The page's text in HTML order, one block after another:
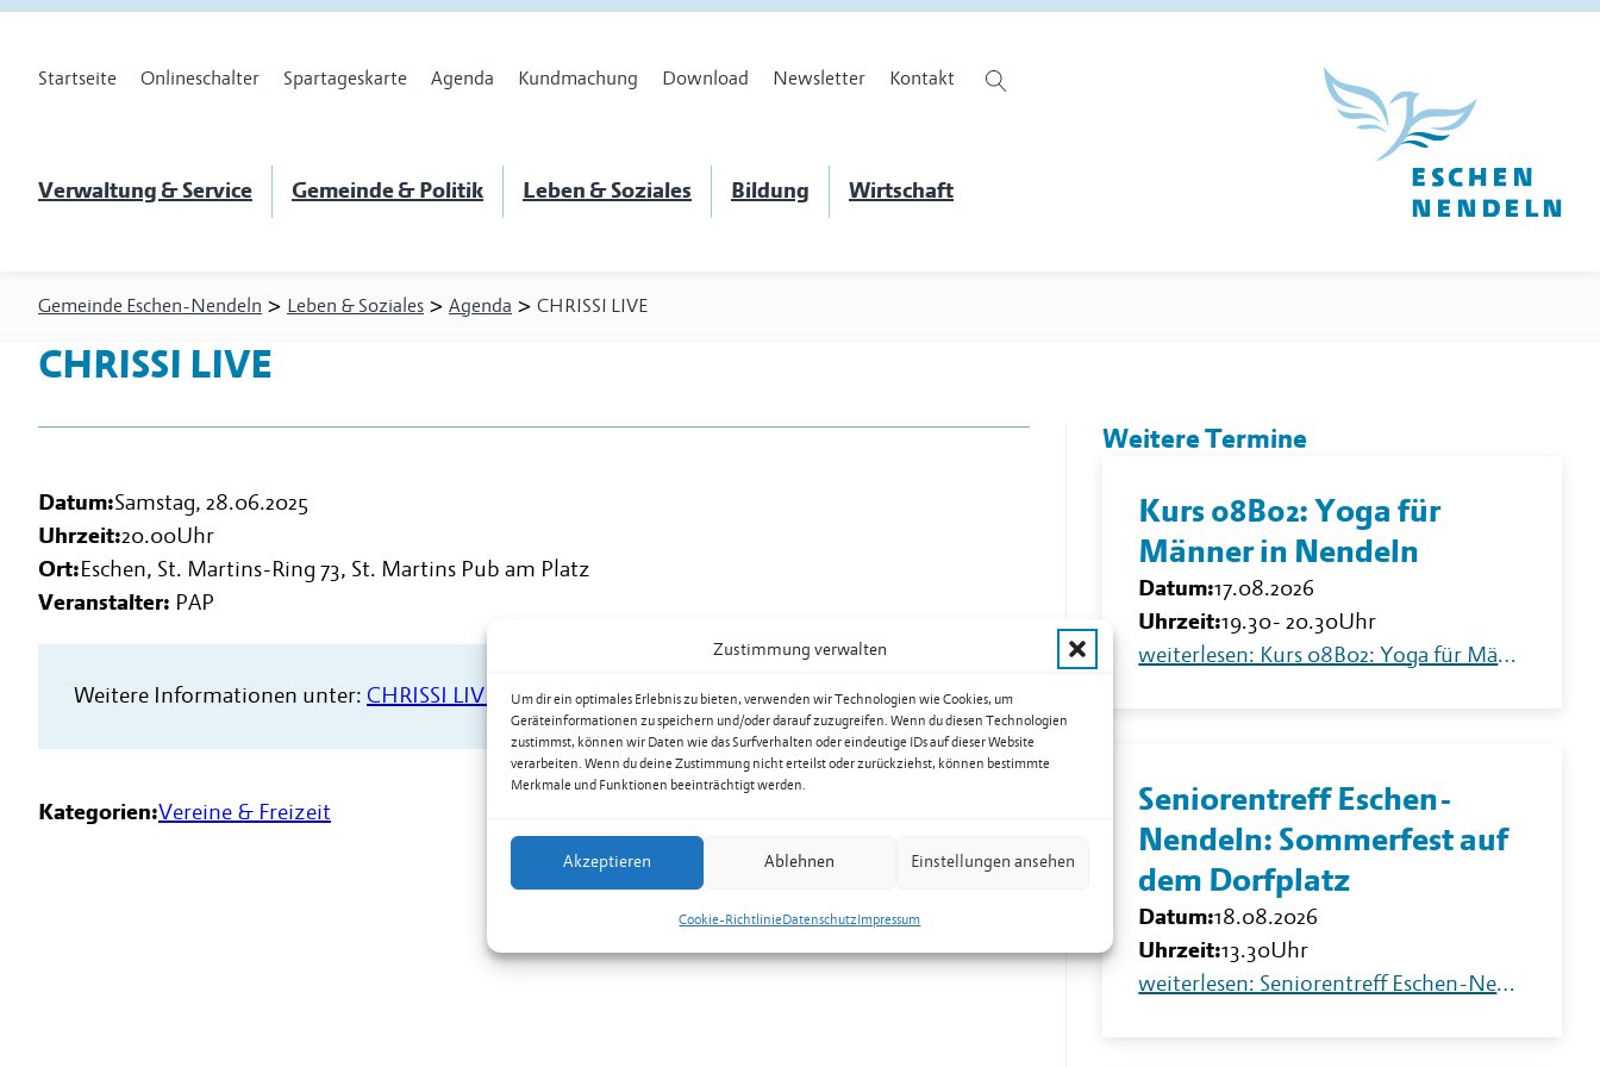
Zustimmung verwalten
Um dir ein optimales Erlebnis zu bieten, verwenden wir Technologien wie Cookies, um
Geräteinformationen zu speichern und/oder darauf zuzugreifen. Wenn du diesen Technologien
zustimmst, können wir Daten wie das Surfverhalten oder eindeutige IDs auf dieser Website
verarbeiten. Wenn du deine Zustimmung nicht erteilst oder zurückziehst, können bestimmte
Merkmale und Funktionen beeinträchtigt werden.
Akzeptieren Ablehnen Einstellungen ansehen
Cookie-RichtlinieDatenschutzImpressum
Startseite Onlineschalter Spartageskarte Agenda Kundmachung Download Newsletter Kontakt
Verwaltung & Service Gemeinde & Politik Leben & Soziales Bildung Wirtschaft
Gemeinde Eschen-Nendeln > Leben & Soziales > Agenda > CHRISSI LIVE
CHRISSI LIVE
Datum:Samstag, 28.06.2025
Uhrzeit:20.00Uhr
Ort:Eschen, St. Martins-Ring 73, St. Martins Pub am Platz
Veranstalter: PAP
Weitere Informationen unter: CHRISSI LIVE
Kategorien:Vereine & Freizeit
Weitere Termine
Kurs 08B02: Yoga für
Männer in Nendeln
Datum:17.08.2026
Uhrzeit:19.30-20.30Uhr
weiterlesen: Kurs 08B02: Yoga für Männer in Nendeln
Seniorentreff Eschen-
Nendeln: Sommerfest auf
dem Dorfplatz
Datum:18.08.2026
Uhrzeit:13.30Uhr
weiterlesen: Seniorentreff Eschen-Nendeln: Sommerfest auf dem Dorfplatz